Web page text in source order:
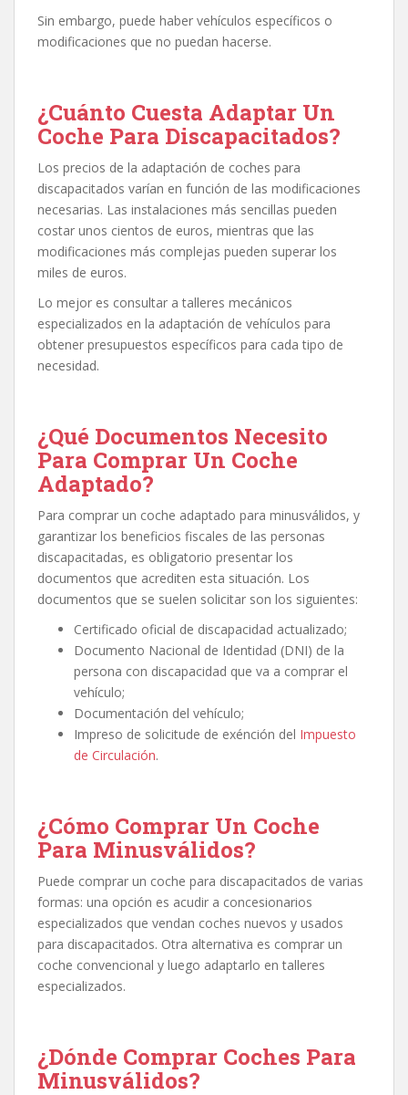
Sin embargo, puede haber vehículos específicos o
modificaciones que no puedan hacerse.
¿Cuánto Cuesta Adaptar Un
Coche Para Discapacitados?
Los precios de la adaptación de coches para
discapacitados varían en función de las modificaciones
necesarias. Las instalaciones más sencillas pueden
costar unos cientos de euros, mientras que las
modificaciones más complejas pueden superar los
miles de euros.
Lo mejor es consultar a talleres mecánicos
especializados en la adaptación de vehículos para
obtener presupuestos específicos para cada tipo de
necesidad.
¿Qué Documentos Necesito
Para Comprar Un Coche
Adaptado?
Para comprar un coche adaptado para minusválidos, y
garantizar los beneficios fiscales de las personas
discapacitadas, es obligatorio presentar los
documentos que acrediten esta situación. Los
documentos que se suelen solicitar son los siguientes:
Certificado oficial de discapacidad actualizado;
Documento Nacional de Identidad (DNI) de la
persona con discapacidad que va a comprar el
vehículo;
Documentación del vehículo;
Impreso de solicitude de exénción del Impuesto
de Circulación.
¿Cómo Comprar Un Coche
Para Minusválidos?
Puede comprar un coche para discapacitados de varias
formas: una opción es acudir a concesionarios
especializados que vendan coches nuevos y usados
para discapacitados. Otra alternativa es comprar un
coche convencional y luego adaptarlo en talleres
especializados.
¿Dónde Comprar Coches Para
Minusválidos?